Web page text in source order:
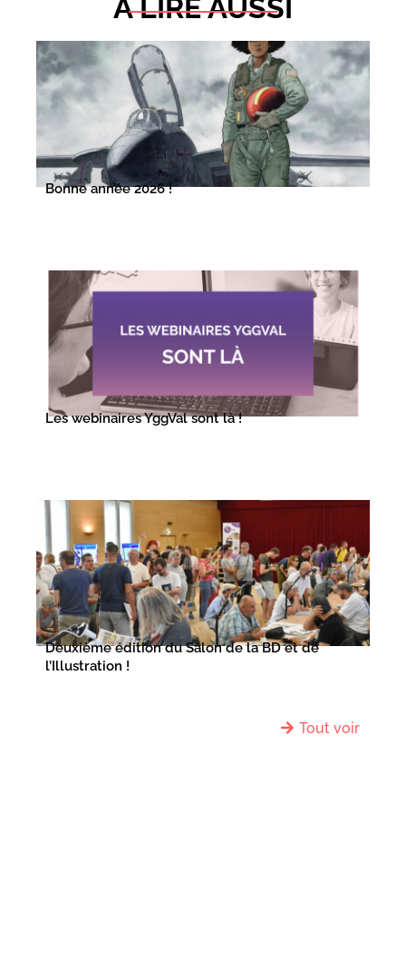
À LIRE AUSSI
Bonne année 2026 !
Les webinaires YggVal sont là !
Deuxième édition du Salon de la BD et de
l’Illustration !
Tout voir